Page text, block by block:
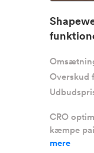
Overskud
CRO
kæmpe
mere